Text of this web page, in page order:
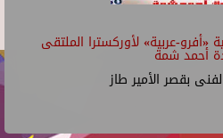
عربية» لأوركسترا الملتقى
أحمد شمة
بقصر الأمير طاز